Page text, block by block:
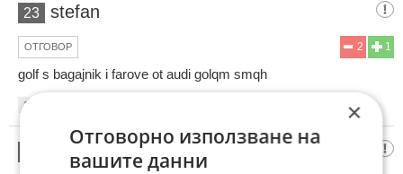
23 stefan
1
2
ОТГОВОР
golf s bagajnik i farove ot audi golqm smqh
15:59 ×
Отговорно използване на
вашите данни